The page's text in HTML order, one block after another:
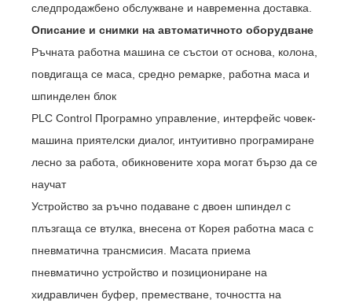
следпродажбено обслужване и навременна доставка.
Описание и снимки на автоматичното оборудване
Ръчната работна машина се състои от основа, колона,
повдигаща се маса, средно ремарке, работна маса и
шпинделен блок
PLC Control Програмно управление, интерфейс човек-
машина приятелски диалог, интуитивно програмиране
лесно за работа, обикновените хора могат бързо да се
научат
Устройство за ръчно подаване с двоен шпиндел с
плъзгаща се втулка, внесена от Корея работна маса с
пневматична трансмисия. Масата приема
пневматично устройство и позициониране на
хидравличен буфер, преместване, точността на